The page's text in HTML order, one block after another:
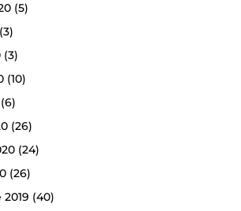
(5)
(3)
(10)
(26)
(24)
(26)
(40)